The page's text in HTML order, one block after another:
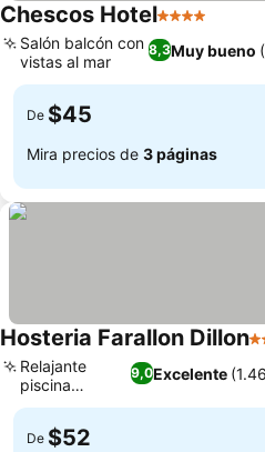
Chescos Hotel4 Estrellas
8,3Muy bueno
Salón balcón con
vistas al mar
De $45
Mira precios de 3 páginas
Hosteria Farallon Dillon3
9,0Excelente
Relajante
piscina
exterior
De $52